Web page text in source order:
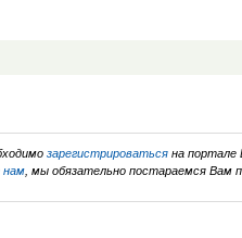
зарегистрироваться на портале
нам , мы обязательно постараемся Вам